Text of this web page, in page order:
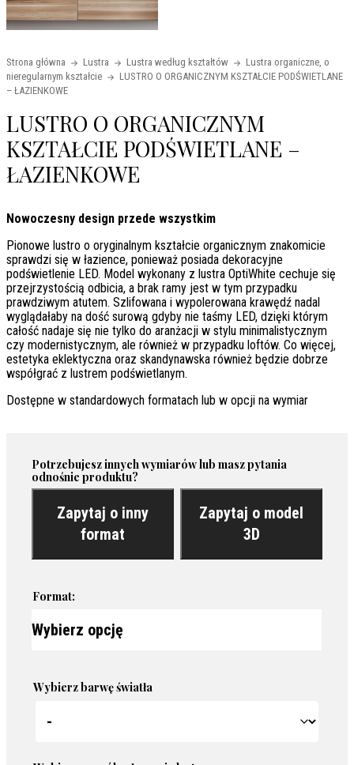
Strona główna Lustra Lustra według kształtów
Lustra organiczne, o
nieregularnym kształcie
LUSTRO O ORGANICZNYM KSZTAŁCIE PODŚWIETLANE
– ŁAZIENKOWE
LUSTRO O ORGANICZNYM
KSZTAŁCIE PODŚWIETLANE –
ŁAZIENKOWE
Nowoczesny design przede wszystkim
Pionowe lustro o oryginalnym kształcie organicznym znakomicie
sprawdzi się w łazience, ponieważ posiada dekoracyjne
podświetlenie LED. Model wykonany z lustra OptiWhite cechuje się
przejrzystością odbicia, a brak ramy jest w tym przypadku
prawdziwym atutem. Szlifowana i wypolerowana krawędź nadal
wyglądałaby na dość surową gdyby nie taśmy LED, dzięki którym
całość nadaje się nie tylko do aranżacji w stylu minimalistycznym
czy modernistycznym, ale również w przypadku loftów. Co więcej,
estetyka eklektyczna oraz skandynawska również będzie dobrze
współgrać z lustrem podświetlanym.
Dostępne w standardowych formatach lub w opcji na wymiar
Potrzebujesz innych wymiarów lub masz pytania
odnośnie produktu?
Zapytaj o inny
format
Zapytaj o model
3D
Format:
Wybierz barwę światła